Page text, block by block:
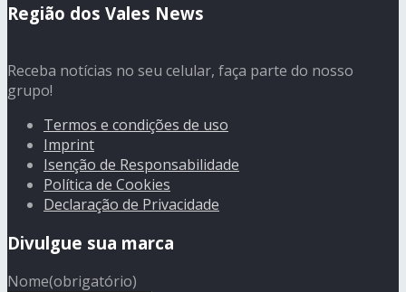
Região dos Vales News
Receba notícias no seu celular, faça parte do nosso
grupo!
Termos e condições de uso
Imprint
Isenção de Responsabilidade
Política de Cookies
Declaração de Privacidade
Divulgue sua marca
Nome(obrigatório)